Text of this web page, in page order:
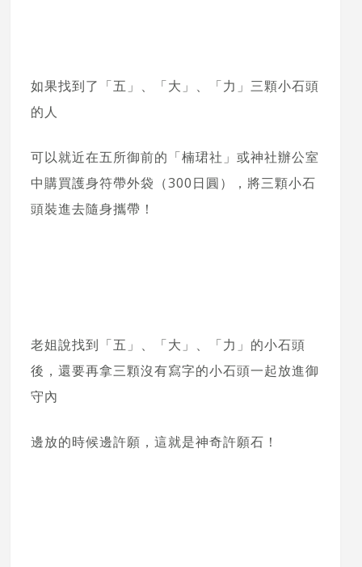
如果找到了「五」、「大」、「力」三顆小石頭
的人
可以就近在五所御前的「楠珺社」或神社辦公室
中購買護身符帶外袋（300日圓），將三顆小石
頭裝進去隨身攜帶！
老姐說找到「五」、「大」、「力」的小石頭
後，還要再拿三顆沒有寫字的小石頭一起放進御
守內
邊放的時候邊許願，這就是神奇許願石！